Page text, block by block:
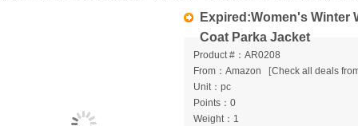
Expired:Women's Winter
Coat Parka Jacket
Product #：AR0208
From：Amazon
[Check all deals
Unit：pc
Points：0
Weight：1